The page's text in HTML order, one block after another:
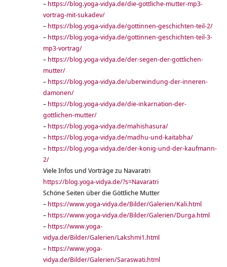
– https://blog.yoga-vidya.de/die-gottliche-mutter-mp3-
vortrag-mit-sukadev/
– https://blog.yoga-vidya.de/gottinnen-geschichten-teil-2/
– https://blog.yoga-vidya.de/gottinnen-geschichten-teil-3-
mp3-vortrag/
– https://blog.yoga-vidya.de/der-segen-der-gottlichen-
mutter/
– https://blog.yoga-vidya.de/uberwindung-der-inneren-
damonen/
– https://blog.yoga-vidya.de/die-inkarnation-der-
gottlichen-mutter/
– https://blog.yoga-vidya.de/mahishasura/
– https://blog.yoga-vidya.de/madhu-und-kaitabha/
– https://blog.yoga-vidya.de/der-konig-und-der-kaufmann-
2/
Viele Infos und Vorträge zu Navaratri
https://blog.yoga-vidya.de/?s=Navaratri
Schöne Seiten über die Göttliche Mutter
– https://www.yoga-vidya.de/Bilder/Galerien/Kali.html
– https://www.yoga-vidya.de/Bilder/Galerien/Durga.html
– https://www.yoga-
vidya.de/Bilder/Galerien/Lakshmi1.html
– https://www.yoga-
vidya.de/Bilder/Galerien/Saraswati.html